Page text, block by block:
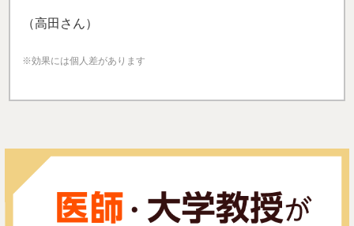
（高田さん）
※効果には個人差があります